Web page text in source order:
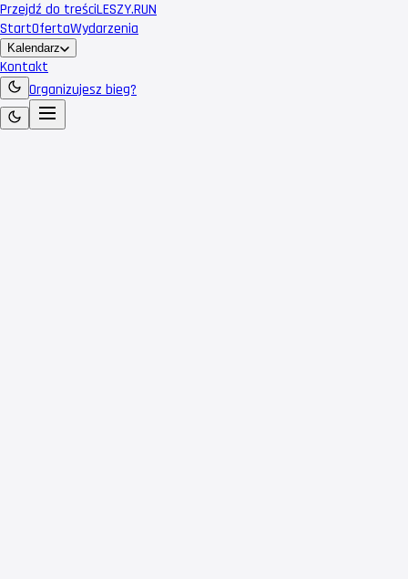
Przejdź do treściLESZY.RUN
StartOfertaWydarzenia
Kalendarz
Kontakt
Organizujesz bieg?